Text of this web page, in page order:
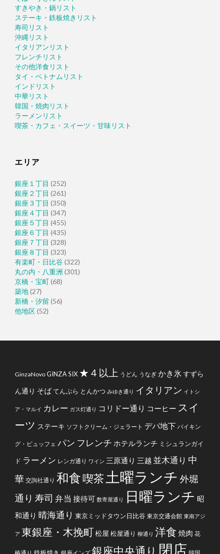
すきやき・鍋リスト
ステーキ・鉄板焼きリスト
寿司リスト
沖縄リスト
イタリアンリスト
フレンチリスト
その他洋食リスト
タイ・ベトナムリスト
インドリスト
中華リスト
韓国・焼肉リスト
ラーメンリスト
喫茶・カフェ・スイーツ・甘味リスト
エリア
銀座１丁目 (252)
銀座２丁目 (261)
銀座３丁目 (350)
銀座４丁目 (347)
銀座５丁目 (455)
銀座６丁目 (435)
銀座７丁目 (328)
銀座８丁目 (323)
有楽町・日比谷(322)
丸の内・八重洲 (301)
京橋・宝町(68)
築地(27)
新橋・汐留 (56)
他地区(52)
GinzaNovo GINZA SIX ★４以上 うどん うなぎ かき氷 すずら
ん通り そばてんぷら とんかつ みゆき通り イタリアン イトシ
ア・マルイ カレー ガス灯通り コリドー通り コーヒー スイ
ーツ ステーキ ソフトクリーム・ジェラート デパ地下 バイキン
グ・ビュッフェ パン フレンチ ホテルランチ ミシュランガイ
ド ラーメン レンガ通り ワイン 三原通り 三越 並木通り 中
華 交詢社通り 和食喫茶 土曜ランチ 外堀
通り 寿司 弁当 接待可 数寄屋通り 日曜ランチ 昭
和通り 晴海通り 東京ミッドタウン日比谷 東京交通会館 東南アジ
ア 東銀座・木挽町松屋 松屋通り 柳通り 洋食 焼肉 花
椿通り 鉄板焼き 銀座中央通り 閉店 韓国